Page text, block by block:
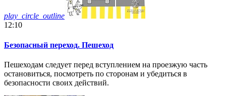
play_circle_outline
12:10
Безопасный переход. Пешеход
Пешеходам следует перед вступлением на проезжую часть
остановиться, посмотреть по сторонам и убедиться в
безопасности своих действий.